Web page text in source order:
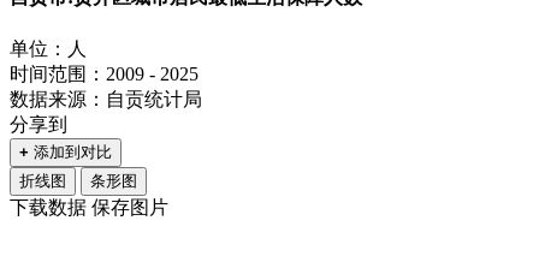
单位：人
时间范围：2009 - 2025
数据来源：自贡统计局
分享到
+ 添加到对比
折线图
条形图
下载数据 保存图片